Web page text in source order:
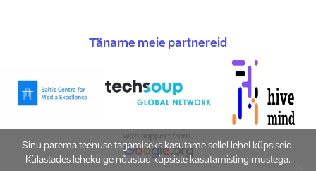
Täname meie partnereid
Sinu parema teenuse tagamiseks kasutame sellel lehel küpsiseid.
Külastades lehekülge nõustud küpsiste kasutamistingimustega.